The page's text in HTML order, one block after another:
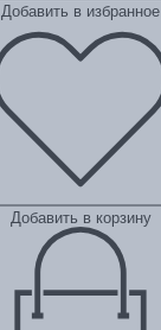
Добавить в избранное
Добавить в корзину